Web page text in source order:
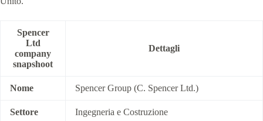
Spencer
Ltd
company
snapshoot
Dettagli
Nome Spencer Group (C. Spencer Ltd.)
Settore Ingegneria e Costruzione